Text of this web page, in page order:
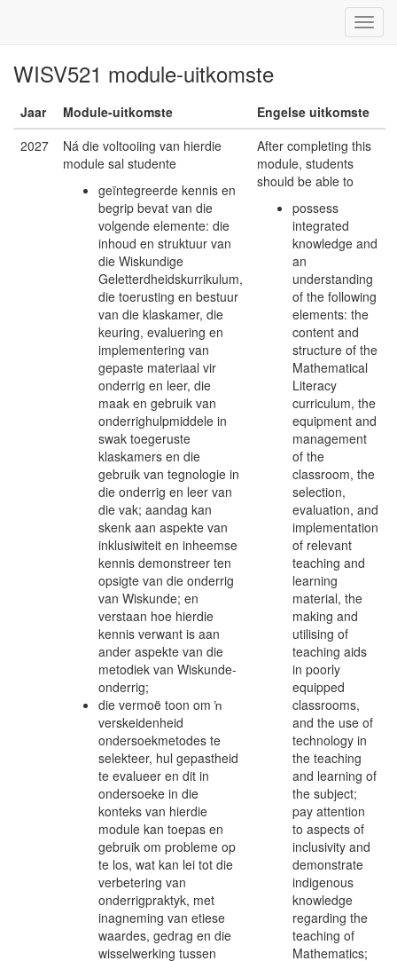
WISV521 module-uitkomste
Jaar Module-uitkomste
Engelse uitkomste
2027
Ná die voltooiing van hierdie
module sal studente
geïntegreerde kennis en
begrip bevat van die
volgende elemente: die
inhoud en struktuur van
die Wiskundige
Geletterdheidskurrikulum,
die toerusting en bestuur
van die klaskamer, die
keuring, evaluering en
implementering van
gepaste materiaal vir
onderrig en leer, die
maak en gebruik van
onderrighulpmiddele in
swak toegeruste
klaskamers en die
gebruik van tegnologie in
die onderrig en leer van
die vak; aandag kan
skenk aan aspekte van
inklusiwiteit en inheemse
kennis demonstreer ten
opsigte van die onderrig
van Wiskunde; en
verstaan hoe hierdie
kennis verwant is aan
ander aspekte van die
metodiek van Wiskunde-
onderrig;
die vermoë toon om ŉ
verskeidenheid
ondersoekmetodes te
selekteer, hul gepastheid
te evalueer en dit in
ondersoeke in die
konteks van hierdie
module kan toepas en
gebruik om probleme op
te los, wat kan lei tot die
verbetering van
onderrigpraktyk, met
inagneming van etiese
waardes, gedrag en die
wisselwerking tussen
After completing this
module, students
should be able to
possess
integrated
knowledge and
an
understanding
of the following
elements: the
content and
structure of the
Mathematical
Literacy
curriculum, the
equipment and
management
of the
classroom, the
selection,
evaluation, and
implementation
of relevant
teaching and
learning
material, the
making and
utilising of
teaching aids
in poorly
equipped
classrooms,
and the use of
technology in
the teaching
and learning of
the subject;
pay attention
to aspects of
inclusivity and
demonstrate
indigenous
knowledge
regarding the
teaching of
Mathematics;